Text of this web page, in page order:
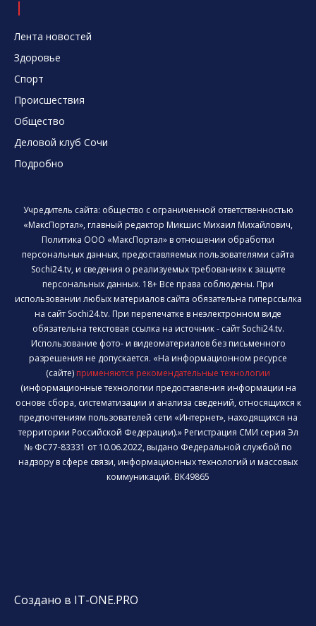
Лента новостей
Здоровье
Спорт
Происшествия
Общество
Деловой клуб Сочи
Подробно
Учредитель сайта: общество с ограниченной ответственностью
«МаксПортал», главный редактор Микшис Михаил Михайлович,
Политика ООО «МаксПортал» в отношении обработки
персональных данных, предоставляемых пользователями сайта
Sochi24.tv, и сведения о реализуемых требованиях к защите
персональных данных. 18+ Все права соблюдены. При
использовании любых материалов сайта обязательна гиперссылка
на сайт Sochi24.tv. При перепечатке в неэлектронном виде
обязательна текстовая ссылка на источник - сайт Sochi24.tv.
Использование фото- и видеоматериалов без письменного
разрешения не допускается. «На информационном ресурсе
(сайте) применяются рекомендательные технологии
(информационные технологии предоставления информации на
основе сбора, систематизации и анализа сведений, относящихся к
предпочтениям пользователей сети «Интернет», находящихся на
территории Российской Федерации).» Регистрация СМИ серия Эл
№ ФС77-83331 от 10.06.2022, выдано Федеральной службой по
надзору в сфере связи, информационных технологий и массовых
коммуникаций. ВК49865
Создано в IT-ONE.PRO